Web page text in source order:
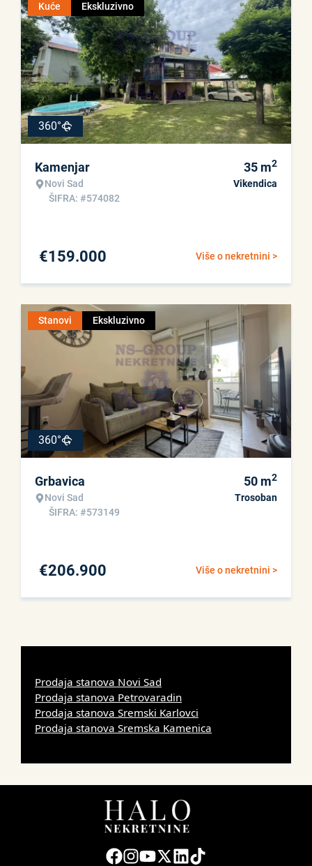
Kuće Ekskluzivno
360°
Kamenjar
Novi Sad
ŠIFRA: #574082
35 m2
Vikendica
Više o nekretnini >
€159.000
Stanovi Ekskluzivno
360°
Grbavica
Novi Sad
ŠIFRA: #573149
50 m2
Trosoban
Više o nekretnini >
€206.900
Prodaja stanova Novi Sad
Prodaja stanova Petrovaradin
Prodaja stanova Sremski Karlovci
Prodaja stanova Sremska Kamenica